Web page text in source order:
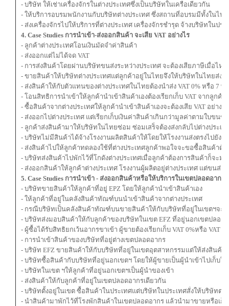
- บริษัท ให้เช่าเครื่องจักรในต่างประเทศซึ่งเป็นบริษัทในเครือเดียวกัน
- ให้บริการอบรมพนักงานกับบริษัทต่างประเทศ ซึ่งสถานที่อบรมมีทั้งในไทย
- ส่งเครื่องจักรไปให้บริการที่ต่างประเทศ เครื่องจักรชำรุด จ้างบริษัทในป
4. Case Studies การนำเข้า-ส่งออกสินค้า จะเสีย VAT อย่างไร
- ลูกค้าต่างประเทศโอนเงินมัดจำค่าสินค้า
- ส่งออกแต่ไม่ได้จด VAT
- การส่งสินค้าโดยผ่านบริษัทขนส่งระหว่างประเทศ จะต้องเสียภาษีเมื่อไหร่
- ขายสินค้าให้บริษัทต่างประเทศแต่ลูกค้าอยู่ในไทยจึงให้บริษัทในไทยส่งสิ
- ส่งสินค้าให้กับตัวแทนของต่างประเทศในไทยต้องนําส่ง VAT 0% หรือ 7 %
- โอนสิทธิการนําเข้าให้ลูกค้านําเข้าสินค้าเองต้องเรียกเก็บ VAT จากลูกค้า
- ซื้อสินค้าจากต่างประเทศให้ลูกค้านำเข้าสินค้าเองจะต้องเสีย VAT อย่างไ
- ส่งออกไปต่างประเทศ แต่เรียกเก็บเงินค่าสินค้าเกินกว่ามูลค่าตามใบขนข
- ลูกค้าส่งสินค้ามาให้บริษัทในไทยซ่อม ซ่อมเสร็จต้องส่งกลับไปต่างประเท
- บริษัทไม่มีสินค้าได้จ้างโรงงานผลิตสินค้าให้โดยให้โรงงานส่งตรงไปยังลู
- ส่งสินค้าไปให้ลูกค้าทดลองใช้ที่ต่างประเทศลูกค้าพอใจจะขอซื้อสินค้าตัว
- บริษัทส่งสินค้าไปพักไว้ที่โกดังต่างประเทศเมื่อลูกค้าต้องการสินค้าก็จะม
- ส่งออกสินค้าให้ลูกค้าต่างประเทศ โรงงานผู้ผลิตอยู่ต่างประเทศ แต่ขนส่ง
5. Case Studies การนำเข้า - ส่งออกสินค้าหรือให้บริการในเขตปลอดอากร
- บริษัทขายสินค้าให้ลูกค้าที่อยู่ EPZ โดยให้ลูกค้านำเข้าสินค้าเอง
- ให้ลูกค้าที่อยู่ในคลังสินค้าทัณฑ์บนนำเข้าสินค้าจากต่างประเทศ
- กรณีบริษัทเป็นคลังสินค้าทัณฑ์บนขายสินค้าให้กับบริษัทที่อยู่ในเขตฯจะไ
- บริษัทส่งมอบสินค้าให้กับลูกค้าของบริษัทในเขต EFZ ที่อยู่นอกเขตปลอด
- ผู้ซื้อได้รับสิทธิยกเว้นอากรขาเข้า ผู้ขายต้องเรียกเก็บ VAT 0%หรือ VAT
- การนำเข้าสินค้าของบริษัทที่อยู่ต่างเขตปลอดอากร
- บริษัท EFZ ขายสินค้าให้กับบริษัทที่อยู่ในเขตอุตสาหกรรมแต่ให้ส่งสินค้
- บริษัทซื้อสินค้ากับบริษัทที่อยู่นอกเขตฯ โดยให้ผู้ขายเป็นผู้นำเข้าไปเก็บใ
- บริษัทในเขต ฯให้ลูกค้าที่อยู่นอกเขตฯเป็นผู้นําของเข้า
- ส่งสินค้าให้กับลูกค้าที่อยู่ในเขตปลอดอากรเดียวกัน
- บริษัทตั้งอยู่ในเขต ซื้อสินค้าในประเทศแต่บริษัทในประเทศสั่งให้บริษัทต่า
- นำสินค้ามาพักไว้ที่โรงพักสินค้าในเขตปลอดอากร แล้วนำมาขายหรือเก็